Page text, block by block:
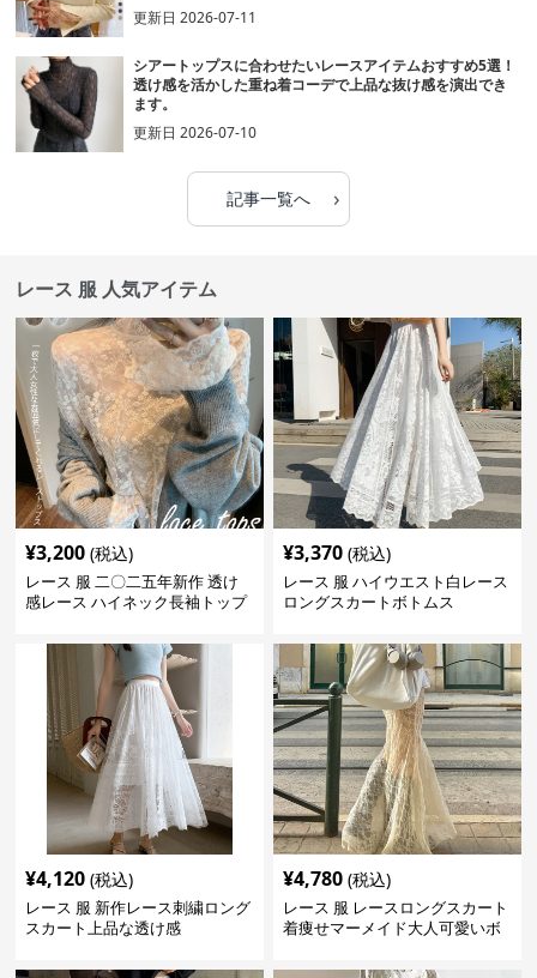
更新日2026-07-11
シアートップスに合わせたいレースアイテムおすすめ5選！
透け感を活かした重ね着コーデで上品な抜け感を演出でき
ます。
更新日2026-07-10
記事一覧へ ›
レース 服 人気アイテム
¥3,200 (税込)
レース 服 二〇二五年新作 透け
感レース ハイネック長袖トップ
¥3,370 (税込)
レース 服 ハイウエスト白レース
ロングスカートボトムス
¥4,120 (税込)
レース 服 新作レース刺繍ロング
スカート上品な透け感
¥4,780 (税込)
レース 服 レースロングスカート
着痩せマーメイド大人可愛いボ